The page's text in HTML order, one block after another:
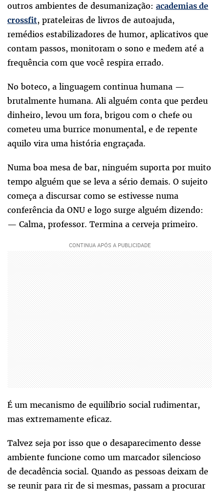
outros ambientes de desumanização: academias de
crossfit, prateleiras de livros de autoajuda,
remédios estabilizadores de humor, aplicativos que
contam passos, monitoram o sono e medem até a
frequência com que você respira errado.
No boteco, a linguagem continua humana —
brutalmente humana. Ali alguém conta que perdeu
dinheiro, levou um fora, brigou com o chefe ou
cometeu uma burrice monumental, e de repente
aquilo vira uma história engraçada.
Numa boa mesa de bar, ninguém suporta por muito
tempo alguém que se leva a sério demais. O sujeito
começa a discursar como se estivesse numa
conferência da ONU e logo surge alguém dizendo:
— Calma, professor. Termina a cerveja primeiro.
É um mecanismo de equilíbrio social rudimentar,
mas extremamente eficaz.
Talvez seja por isso que o desaparecimento desse
ambiente funcione como um marcador silencioso
de decadência social. Quando as pessoas deixam de
se reunir para rir de si mesmas, passam a procurar